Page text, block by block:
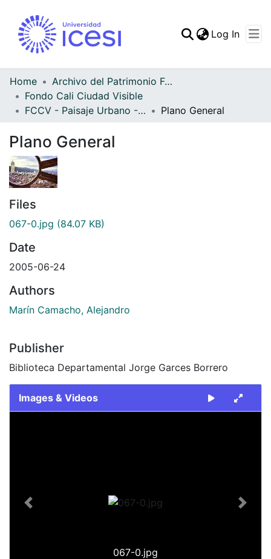
Log In
Home
Archivo del Patrimonio Fotográfico y Fílmico del Valle del Cauca
Fondo Cali Ciudad Visible
FCCV - Paisaje Urbano - Patrimonial
Plano General
Plano General
Files
067-0.jpg (84.07 KB)
Date
2005-06-24
Authors
Marín Camacho, Alejandro
Publisher
Biblioteca Departamental Jorge Garces Borrero
Images & Videos
067-0.jpg
Previous Next